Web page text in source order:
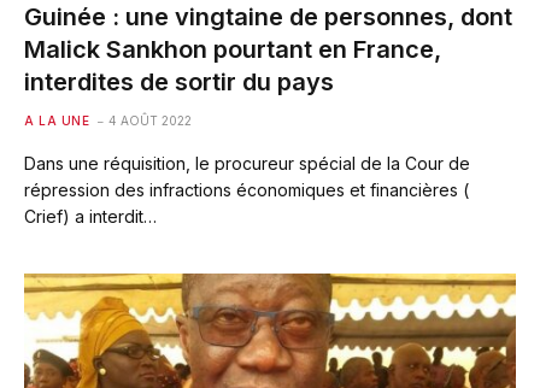
Guinée : une vingtaine de personnes, dont
Malick Sankhon pourtant en France,
interdites de sortir du pays
A LA UNE 4 AOÛT 2022
Dans une réquisition, le procureur spécial de la Cour de
répression des infractions économiques et financières (
Crief) a interdit…